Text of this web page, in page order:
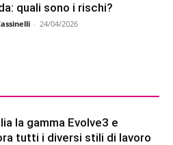
quali sono i rischi?
- 24/04/2026
la gamma Evolve3 e
tutti i diversi stili di lavoro